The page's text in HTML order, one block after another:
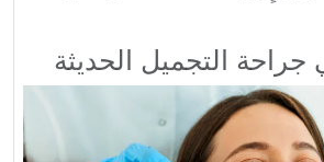
جراحة التجميل الحديثة